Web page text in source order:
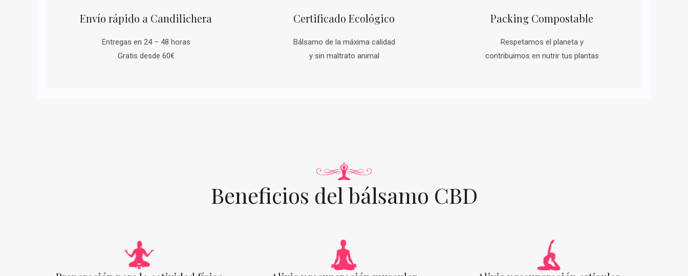
Envío rápido a Candilichera
Entregas en 24 – 48 horas
Gratis desde 60€
Certificado Ecológico
Bálsamo de la máxima calidad
y sin maltrato animal
Packing Compostable
Respetamos el planeta y
contribuimos en nutrir tus plantas
Beneficios del bálsamo CBD